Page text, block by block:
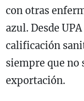
con otras
azul. Desde
calificación
siempre que no
exportación.